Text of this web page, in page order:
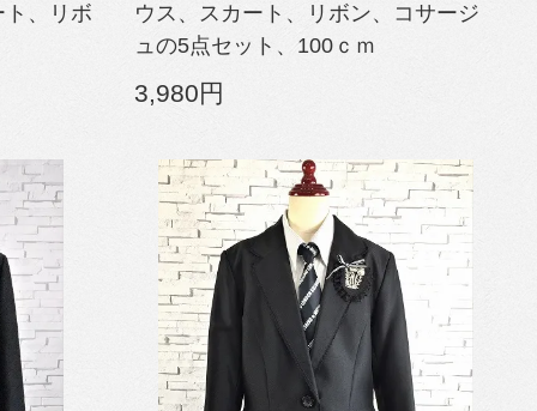
、リボ
ウス、スカート、リボン、コサージ
ュの5点セット、100ｃｍ
3,980円